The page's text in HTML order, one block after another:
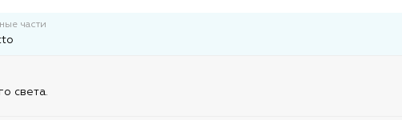
части
света.